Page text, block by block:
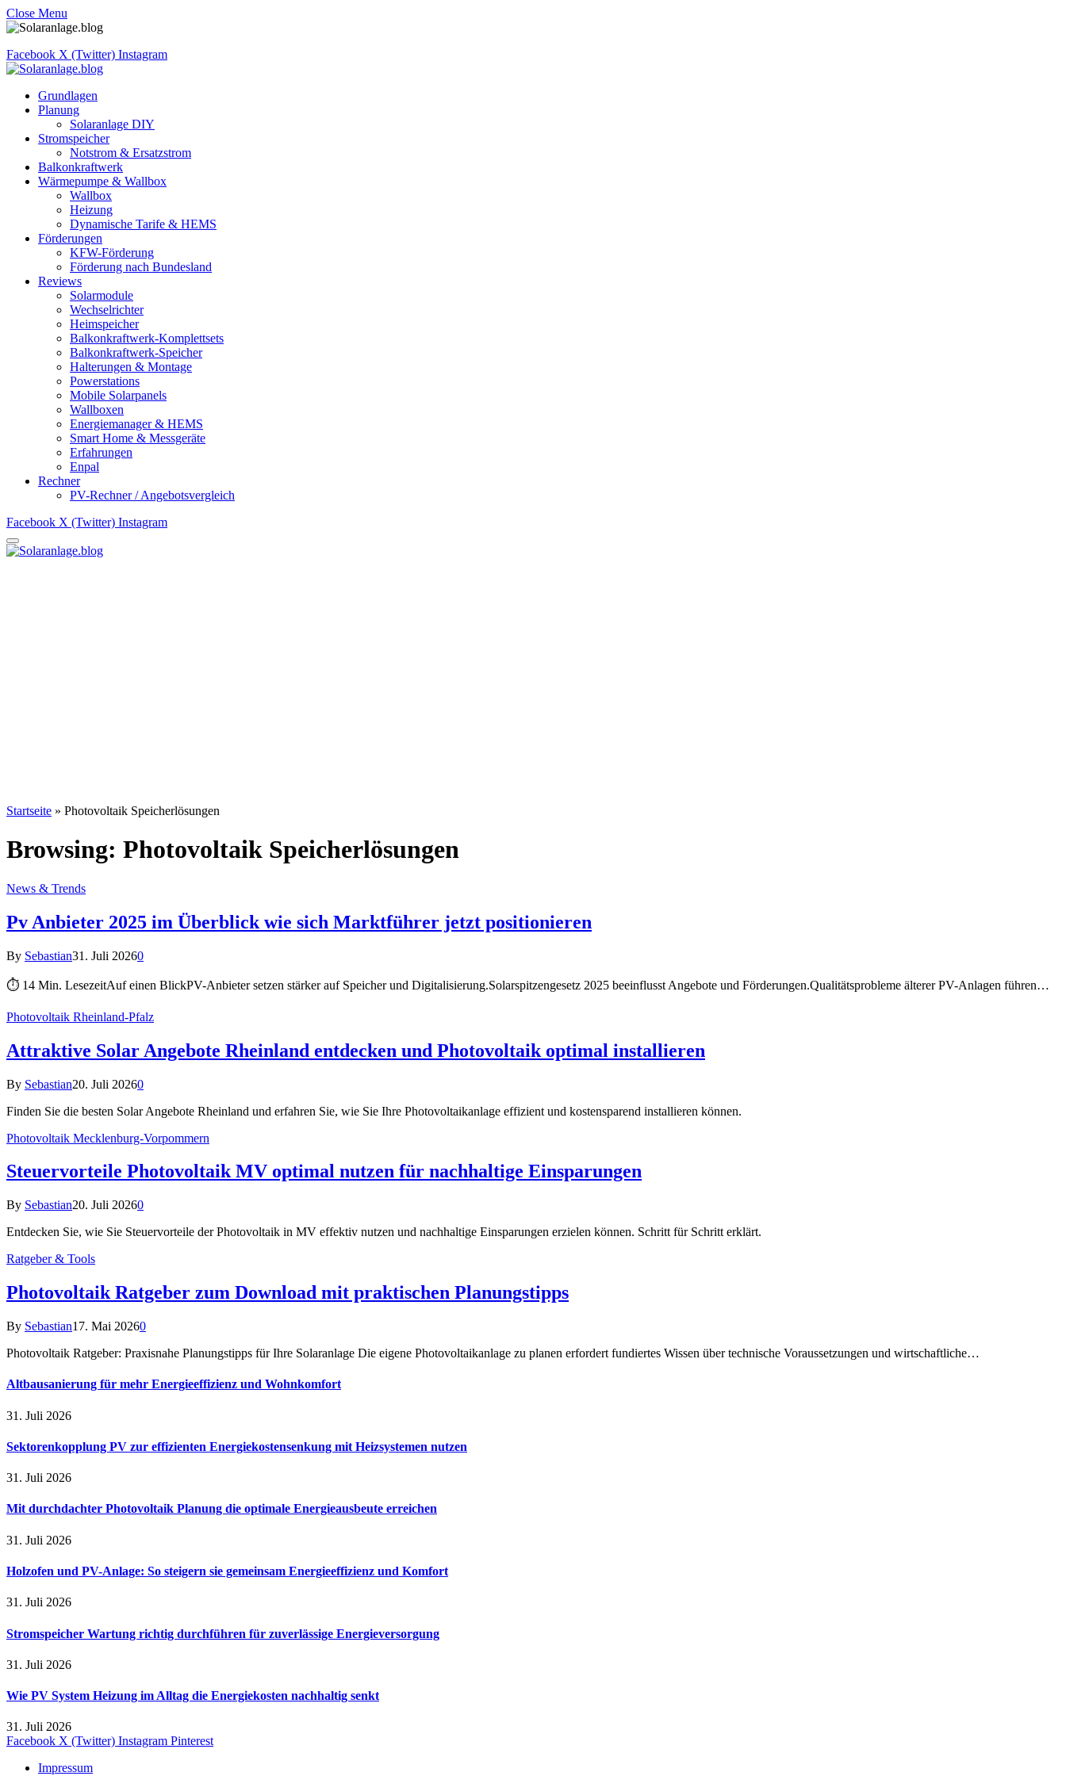
Close Menu
Facebook X (Twitter) Instagram
Grundlagen
Planung
Solaranlage DIY
Stromspeicher
Notstrom & Ersatzstrom
Balkonkraftwerk
Wärmepumpe & Wallbox
Wallbox
Heizung
Dynamische Tarife & HEMS
Förderungen
KFW-Förderung
Förderung nach Bundesland
Reviews
Solarmodule
Wechselrichter
Heimspeicher
Balkonkraftwerk-Komplettsets
Balkonkraftwerk-Speicher
Halterungen & Montage
Powerstations
Mobile Solarpanels
Wallboxen
Energiemanager & HEMS
Smart Home & Messgeräte
Erfahrungen
Enpal
Rechner
PV-Rechner / Angebotsvergleich
Facebook X (Twitter) Instagram
Startseite » Photovoltaik Speicherlösungen
Browsing: Photovoltaik Speicherlösungen
News & Trends
Pv Anbieter 2025 im Überblick wie sich Marktführer jetzt positionieren
By Sebastian31. Juli 20260
⏱ 14 Min. LesezeitAuf einen BlickPV-Anbieter setzen stärker auf Speicher und Digitalisierung.Solarspitzengesetz 2025 beeinflusst Angebote und Förderungen.Qualitätsprobleme älterer PV-Anlagen führen…
Photovoltaik Rheinland-Pfalz
Attraktive Solar Angebote Rheinland entdecken und Photovoltaik optimal installieren
By Sebastian20. Juli 20260
Finden Sie die besten Solar Angebote Rheinland und erfahren Sie, wie Sie Ihre Photovoltaikanlage effizient und kostensparend installieren können.
Photovoltaik Mecklenburg-Vorpommern
Steuervorteile Photovoltaik MV optimal nutzen für nachhaltige Einsparungen
By Sebastian20. Juli 20260
Entdecken Sie, wie Sie Steuervorteile der Photovoltaik in MV effektiv nutzen und nachhaltige Einsparungen erzielen können. Schritt für Schritt erklärt.
Ratgeber & Tools
Photovoltaik Ratgeber zum Download mit praktischen Planungstipps
By Sebastian17. Mai 20260
Photovoltaik Ratgeber: Praxisnahe Planungstipps für Ihre Solaranlage Die eigene Photovoltaikanlage zu planen erfordert fundiertes Wissen über technische Voraussetzungen und wirtschaftliche…
Altbausanierung für mehr Energieeffizienz und Wohnkomfort
31. Juli 2026
Sektorenkopplung PV zur effizienten Energiekostensenkung mit Heizsystemen nutzen
31. Juli 2026
Mit durchdachter Photovoltaik Planung die optimale Energieausbeute erreichen
31. Juli 2026
Holzofen und PV-Anlage: So steigern sie gemeinsam Energieeffizienz und Komfort
31. Juli 2026
Stromspeicher Wartung richtig durchführen für zuverlässige Energieversorgung
31. Juli 2026
Wie PV System Heizung im Alltag die Energiekosten nachhaltig senkt
31. Juli 2026
Facebook X (Twitter) Instagram Pinterest
Impressum